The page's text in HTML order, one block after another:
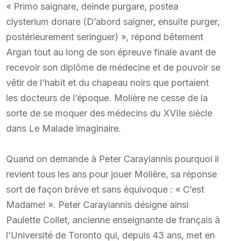
« Primo saignare, deinde purgare, postea
clysterium donare (D’abord saigner, ensuite purger,
postérieurement seringuer) », répond bêtement
Argan tout au long de son épreuve finale avant de
recevoir son diplôme de médecine et de pouvoir se
vêtir de l’habit et du chapeau noirs que portaient
les docteurs de l’époque. Molière ne cesse de la
sorte de se moquer des médecins du XVIIe siècle
dans Le Malade imaginaire.
Quand on demande à Peter Carayiannis pourquoi il
revient tous les ans pour jouer Molière, sa réponse
sort de façon brève et sans équivoque : « C’est
Madame! ». Peter Carayiannis désigne ainsi
Paulette Collet, ancienne enseignante de français à
l’Université de Toronto qui, depuis 43 ans, met en